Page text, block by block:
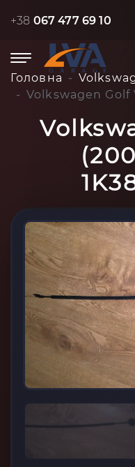
+38 067 477 69 10
Головна
Volkswagen Golf